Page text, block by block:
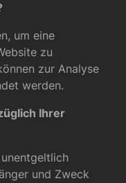
um eine
zu
zur Analyse
werden.
Ihrer
und Zweck